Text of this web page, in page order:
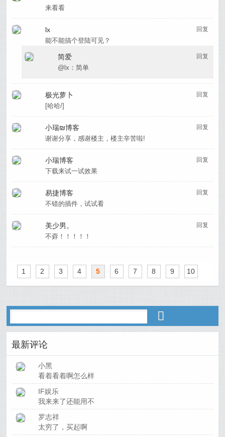
来看看
lx 回复
能不能搞个登陆可见？
简爱 回复
@lx：简单
极光萝卜 回复
[哈哈/]
小瑞₪博客 回复
谢谢分享，感谢楼主，楼主辛苦啦!
小瑞博客 回复
下载来试一试效果
易捷博客 回复
不错的插件，试试看
美少男。 回复
不孬！！！！！
1 2 3 4 5 6 7 8 9 10
最新评论
小黑
看着看着啊怎么样
IF娱乐
我来来了还能用不
罗志祥
太穷了，买起啊